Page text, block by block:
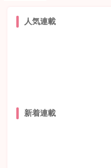
人気連載
新着連載